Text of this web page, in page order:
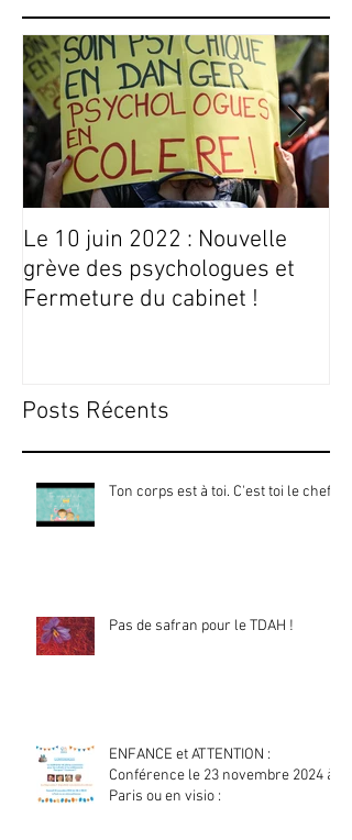
Le 10 juin 2022 : Nouvelle
grève des psychologues et
Fermeture du cabinet !
Posts Récents
Ton corps est à toi. C'est toi le chef !
Pas de safran pour le TDAH !
ENFANCE et ATTENTION :
Conférence le 23 novembre 2024 à
Paris ou en visio :